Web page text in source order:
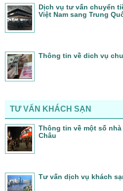
Dịch vụ tư vấn chuyển
Việt Nam sang Trung
Thông tin về dich vụ
TƯ VẤN KHÁCH SẠN
Thông tin về một số
Châu
Tư vấn dịch vụ khách